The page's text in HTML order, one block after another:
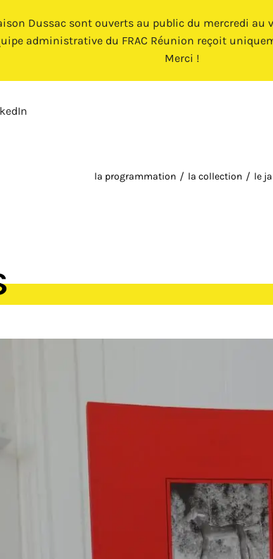
Dussac sont ouverts au public du mercredi au
administrative du FRAC Réunion reçoit
Merci !
la programmation la collection le